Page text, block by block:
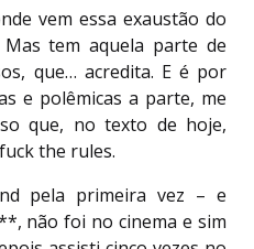
vem essa exaustão do
Mas tem aquela parte de
que… acredita. E é por
e polêmicas a parte, me
que, no texto de hoje,
the rules.
pela primeira vez – e
não foi no cinema e sim